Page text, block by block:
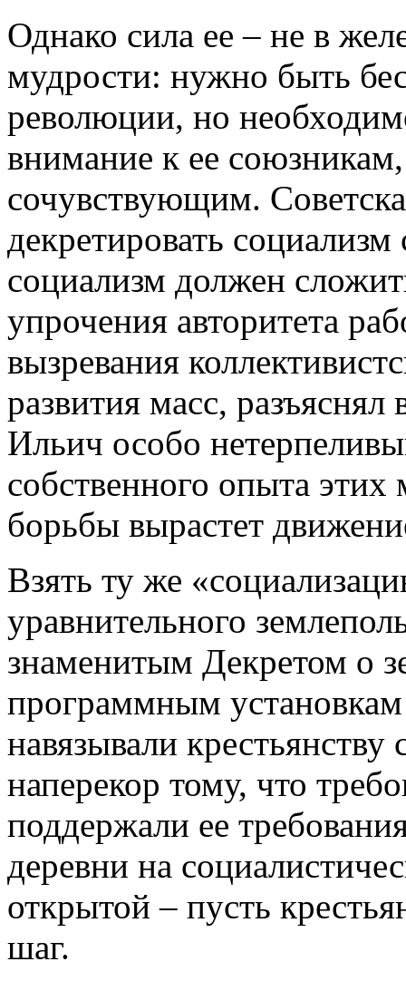
Однако сила ее – не в
мудрости: нужно быть
революции, но
внимание к ее
сочувствующим.
декретировать
социализм должен
упрочения авторитета
вызревания
развития масс,
Ильич особо
собственного опыта этих
борьбы вырастет
Взять ту же
уравнительного
знаменитым Декретом о
программным
навязывали
наперекор тому, что
поддержали ее
деревни на
открытой – пусть
шаг.